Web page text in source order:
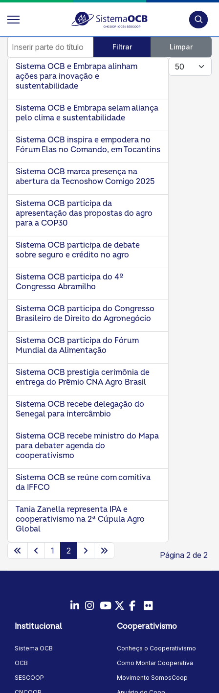
Inserir parte do título
Filtrar Limpar
Mostrar #
Sistema OCB e Embrapa alinham
ações para inovação e
sustentabilidade
Sistema OCB e Embrapa selam aliança
pelo clima e sustentabilidade
Sistema OCB inspira e empodera no
Fórum Elas no Comando, em Tocantins
Sistema OCB marca presença na
abertura da Tecnoshow Comigo 2025
Sistema OCB participa da
apresentação das propostas do agro
para a COP30
Sistema OCB participa de debate
sobre seguro e crédito no agro
Sistema OCB participa do 4º
Congresso Abramilho
Sistema OCB participa do Congresso
Brasileiro de Direito do Agronegócio
Sistema OCB participa do Fórum
Mundial da Alimentação
Sistema OCB prestigia cerimônia de
entrega do Prêmio CNA Agro Brasil
Sistema OCB recebe delegação do
Senegal para intercâmbio
Sistema OCB recebe ministro do Mapa
para debater agenda do
cooperativismo
Sistema OCB se reúne com comitiva
da IFFCO
Tania Zanella representa IPA e
cooperativismo na 2ª Cúpula Agro
Global
Página 2 de 2
1 2
Instagram
YoutubeTwitter/X
Facebook
Institucional
Sistema OCB
OCB
SESCOOP
Cooperativismo
Conheça o Cooperativismo
Como Montar Cooperativa
Movimento SomosCoop